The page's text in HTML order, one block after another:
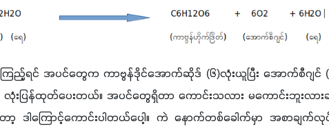
ြည့်ရင် အပင်တွေက ကာဗွန်ဒိုင်အောက်ဆိုဒ် (၆)လုံးယူပြီး အောက်စီဂျင် (
လုံးပြန်ထုတ်ပေးတယ်။ အပင်တွေရှိတာ ကောင်းသလား မကောင်းဘူးလား
ာ့ ဒါကြောင့်ကောင်းပါတယ်ပေါ့။ ကဲ နောက်တစ်ခေါက်မှာ အစာချက်